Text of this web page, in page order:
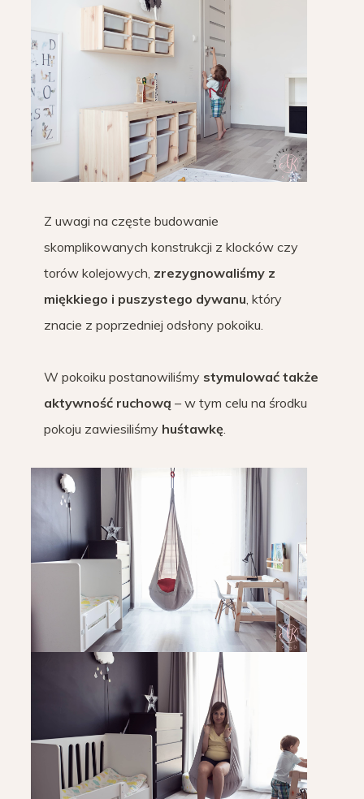
Z uwagi na częste budowanie
skomplikowanych konstrukcji z klocków czy
torów kolejowych, zrezygnowaliśmy z
miękkiego i puszystego dywanu , który
znacie z poprzedniej odsłony pokoiku.
W pokoiku postanowiliśmy stymulować także
aktywność ruchową – w tym celu na środku
pokoju zawiesiliśmy huśtawkę